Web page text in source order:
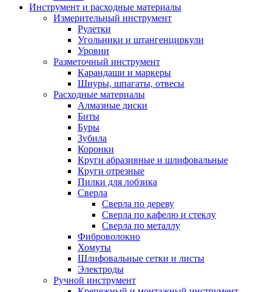
Инструмент и расходные материалы
Измерительный инструмент
Рулетки
Угольники и штангенциркули
Уровни
Разметочный инструмент
Карандаши и маркеры
Шнуры, шпагаты, отвесы
Расходные материалы
Алмазные диски
Биты
Буры
Зубила
Коронки
Круги абразивные и шлифовальные
Круги отрезные
Пилки для лобзика
Сверла
Сверла по дереву
Сверла по кафелю и стеклу
Сверла по металлу
Фиброволокно
Хомуты
Шлифовальные сетки и листы
Электроды
Ручной инструмент